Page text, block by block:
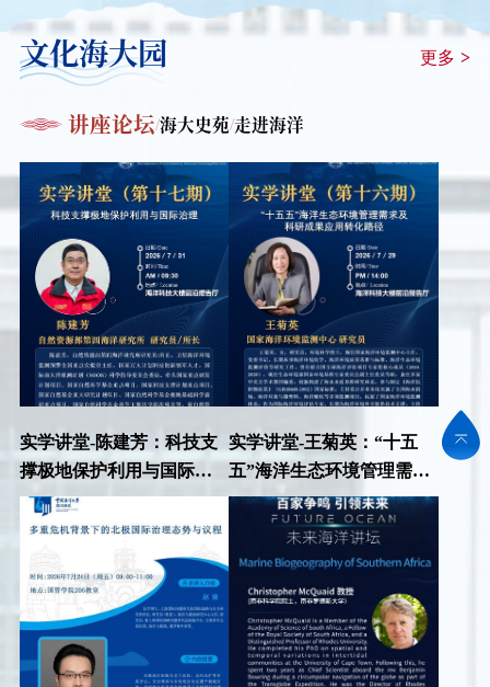
文化海大园
讲座论坛/海大史苑/走进海洋
更多 >
实学讲堂-陈建芳：科技支
撑极地保护利用与国际治
理
实学讲堂-王菊英：“十五
五”海洋生态环境管理需求
及科研成果应用转化路径